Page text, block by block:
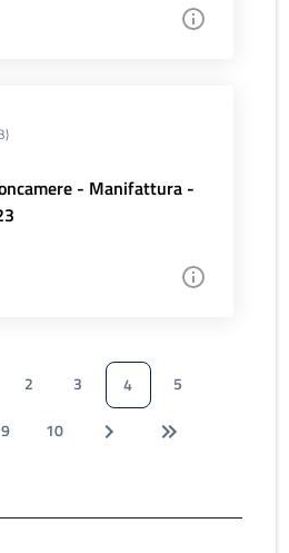
- Manifattura -
2 3 4
5
9 10